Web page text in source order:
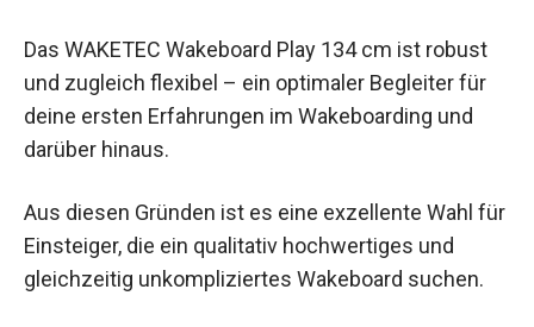
Das WAKETEC Wakeboard Play 134 cm ist robust
und zugleich flexibel – ein optimaler Begleiter für
deine ersten Erfahrungen im Wakeboarding und
darüber hinaus.
Aus diesen Gründen ist es eine exzellente Wahl für
Einsteiger, die ein qualitativ hochwertiges und
gleichzeitig unkompliziertes Wakeboard suchen.